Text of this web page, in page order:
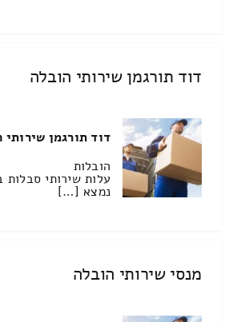
דוד תורגמן שירותי הובלה
דוד תורגמן שירותי
הובלות
עלות שירותי
נמצא […]
מנסי שירותי הובלה